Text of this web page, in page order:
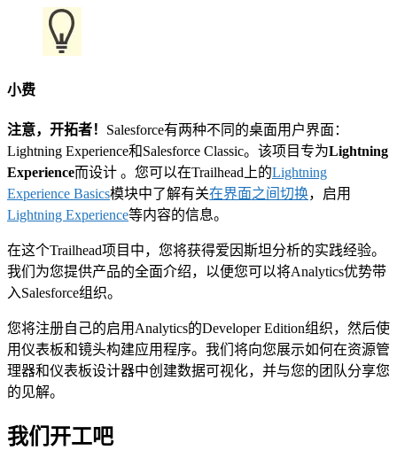
小费
注意，开拓者！ Salesforce有两种不同的桌面用户界面：
Lightning Experience和Salesforce Classic。该项目专为Lightning
Experience而设计 。您可以在Trailhead上的Lightning
Experience Basics模块中了解有关在界面之间切换，启用
Lightning Experience等内容的信息。
在这个Trailhead项目中，您将获得爱因斯坦分析的实践经验。
我们为您提供产品的全面介绍，以便您可以将Analytics优势带
入Salesforce组织。
您将注册自己的启用Analytics的Developer Edition组织，然后使
用仪表板和镜头构建应用程序。我们将向您展示如何在资源管
理器和仪表板设计器中创建数据可视化，并与您的团队分享您
的见解。
我们开工吧